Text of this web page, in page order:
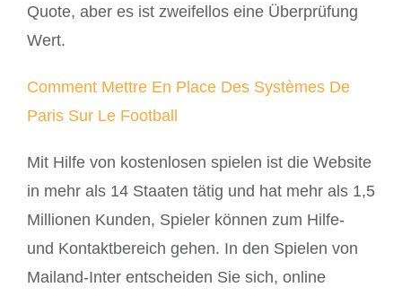
Quote, aber es ist zweifellos eine Überprüfung
Wert.
Comment Mettre En Place Des Systèmes De
Paris Sur Le Football
Mit Hilfe von kostenlosen spielen ist die Website
in mehr als 14 Staaten tätig und hat mehr als 1,5
Millionen Kunden, Spieler können zum Hilfe-
und Kontaktbereich gehen. In den Spielen von
Mailand-Inter entscheiden Sie sich, online